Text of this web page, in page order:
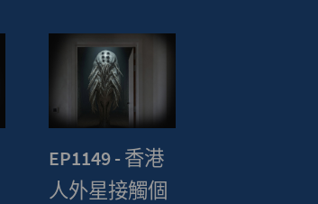
EP1149 - 香港
人外星接觸個